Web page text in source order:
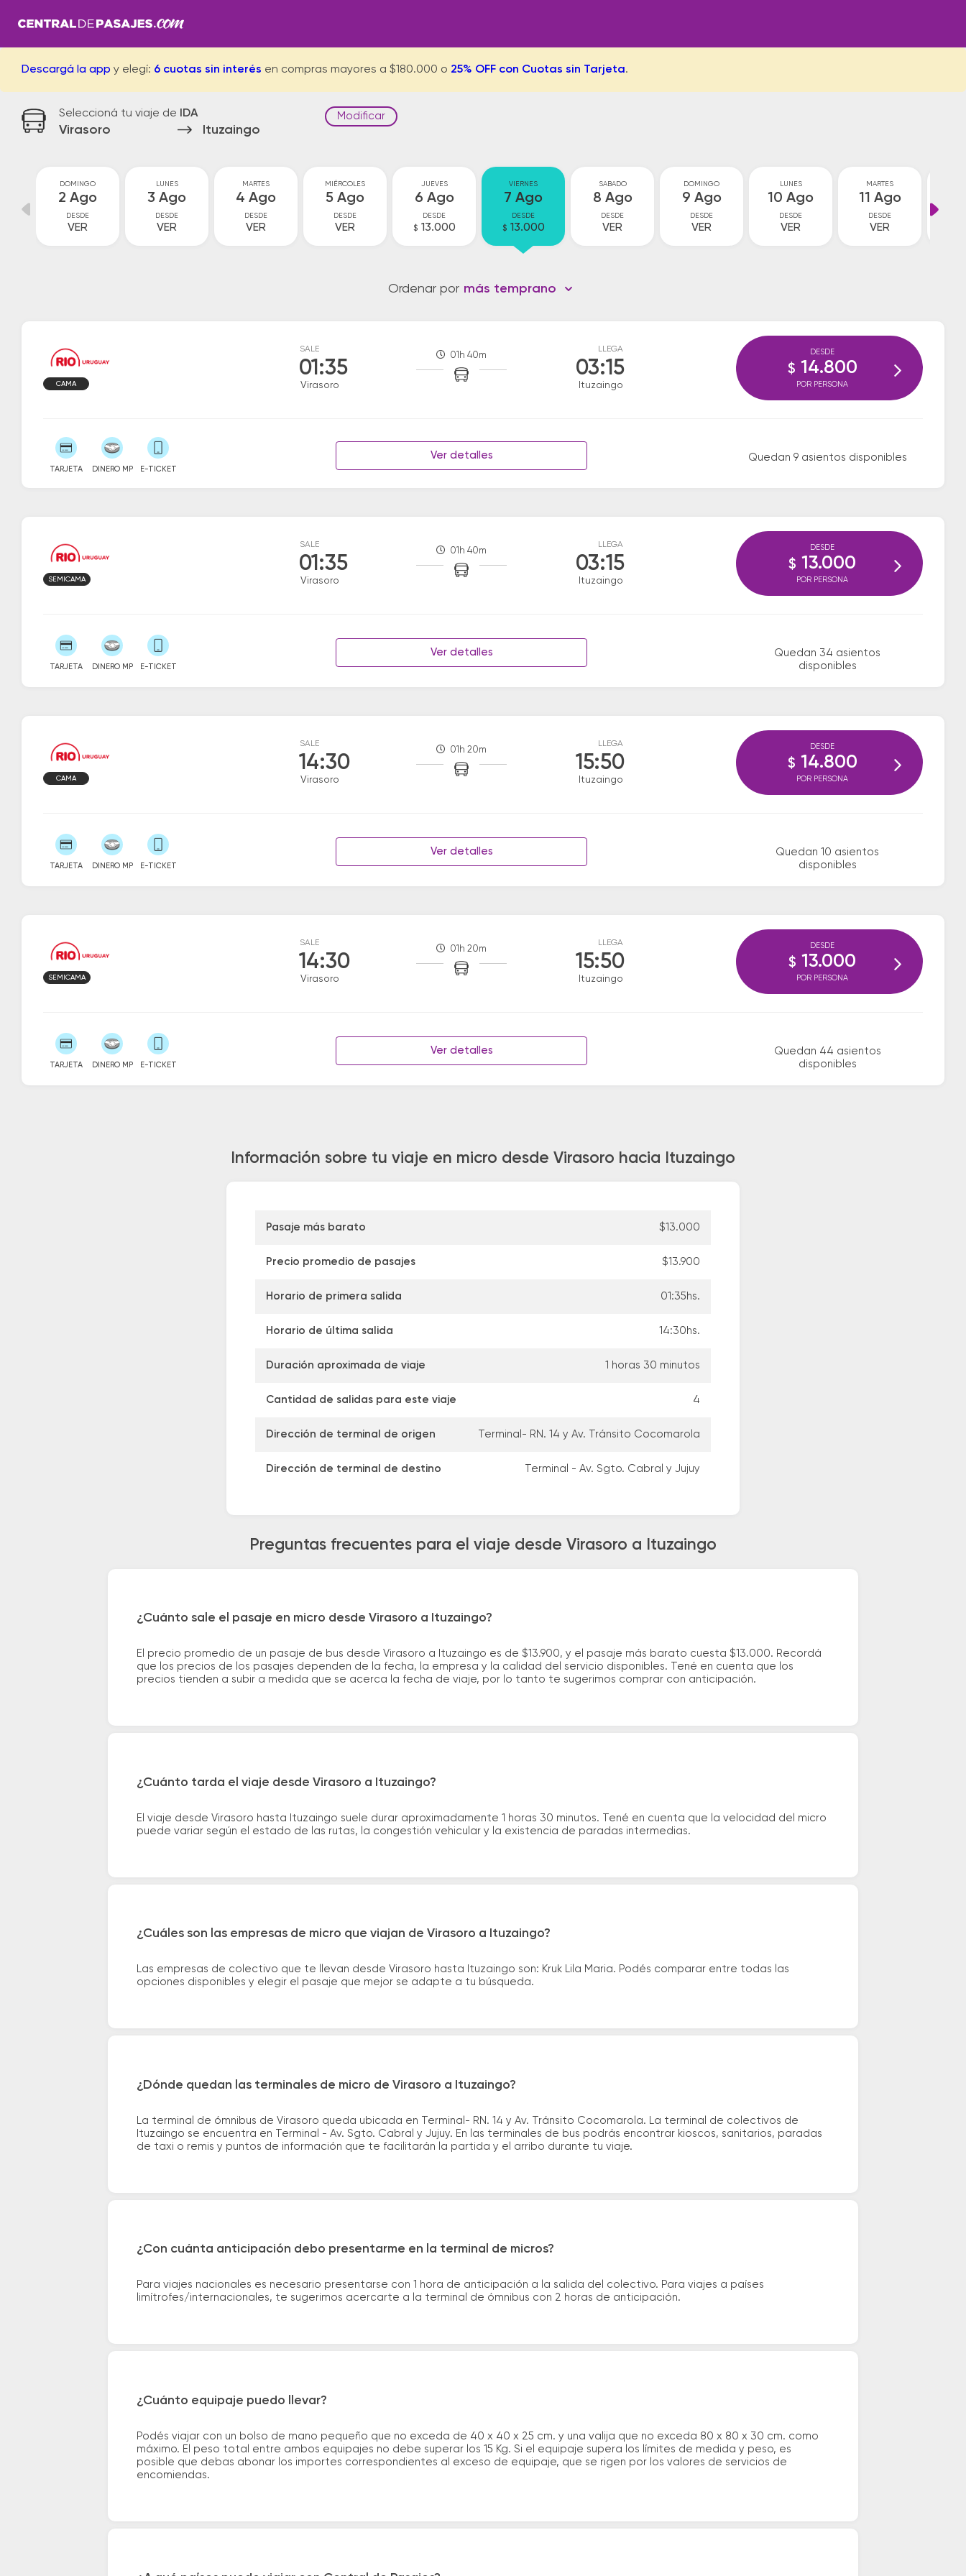
Descargá la app y elegí: 6 cuotas sin interés en compras mayores a $180.000 o 25% OFF con Cuotas sin Tarjeta.
Seleccioná tu viaje de IDA
Virasoro Ituzaingo
Modificar
DOMINGO
2 Ago
DESDE
VER
LUNES
3 Ago
DESDE
VER
MARTES
4 Ago
DESDE
VER
MIÉRCOLES
5 Ago
DESDE
VER
JUEVES
6 Ago
DESDE
$ 13.000
VIERNES
7 Ago
DESDE
$ 13.000
SABADO
8 Ago
DESDE
VER
DOMINGO
9 Ago
DESDE
VER
LUNES
10 Ago
DESDE
VER
MARTES
11 Ago
DESDE
VER
Ordenar por más temprano
SALE
01:35
Virasoro
01h 40m
LLEGA
03:15
Ituzaingo
CAMA
TARJETA DINERO MP E-TICKET
Ver detalles Quedan 9 asientos disponibles
DESDE
$ 14.800
POR PERSONA
SALE
01:35
Virasoro
01h 40m
LLEGA
03:15
Ituzaingo
SEMICAMA
TARJETA DINERO MP E-TICKET
Ver detalles
Quedan 34 asientos
disponibles
DESDE
$ 13.000
POR PERSONA
SALE
14:30
Virasoro
01h 20m
LLEGA
15:50
Ituzaingo
CAMA
TARJETA DINERO MP E-TICKET
Ver detalles
Quedan 10 asientos
disponibles
DESDE
$ 14.800
POR PERSONA
SALE
14:30
Virasoro
01h 20m
LLEGA
15:50
Ituzaingo
SEMICAMA
TARJETA DINERO MP E-TICKET
Ver detalles
Quedan 44 asientos
disponibles
DESDE
$ 13.000
POR PERSONA
Información sobre tu viaje en micro desde Virasoro hacia Ituzaingo
Pasaje más barato $13.000
Precio promedio de pasajes $13.900
Horario de primera salida 01:35hs.
Horario de última salida 14:30hs.
Duración aproximada de viaje 1 horas 30 minutos
Cantidad de salidas para este viaje 4
Dirección de terminal de origen Terminal- RN. 14 y Av. Tránsito Cocomarola
Dirección de terminal de destino Terminal - Av. Sgto. Cabral y Jujuy
Preguntas frecuentes para el viaje desde Virasoro a Ituzaingo
¿Cuánto sale el pasaje en micro desde Virasoro a Ituzaingo?
El precio promedio de un pasaje de bus desde Virasoro a Ituzaingo es de $13.900, y el pasaje más barato cuesta $13.000. Recordá
que los precios de los pasajes dependen de la fecha, la empresa y la calidad del servicio disponibles. Tené en cuenta que los
precios tienden a subir a medida que se acerca la fecha de viaje, por lo tanto te sugerimos comprar con anticipación.
¿Cuánto tarda el viaje desde Virasoro a Ituzaingo?
El viaje desde Virasoro hasta Ituzaingo suele durar aproximadamente 1 horas 30 minutos. Tené en cuenta que la velocidad del micro
puede variar según el estado de las rutas, la congestión vehicular y la existencia de paradas intermedias.
¿Cuáles son las empresas de micro que viajan de Virasoro a Ituzaingo?
Las empresas de colectivo que te llevan desde Virasoro hasta Ituzaingo son: Kruk Lila Maria. Podés comparar entre todas las
opciones disponibles y elegir el pasaje que mejor se adapte a tu búsqueda.
¿Dónde quedan las terminales de micro de Virasoro a Ituzaingo?
La terminal de ómnibus de Virasoro queda ubicada en Terminal- RN. 14 y Av. Tránsito Cocomarola. La terminal de colectivos de
Ituzaingo se encuentra en Terminal - Av. Sgto. Cabral y Jujuy. En las terminales de bus podrás encontrar kioscos, sanitarios, paradas
de taxi o remis y puntos de información que te facilitarán la partida y el arribo durante tu viaje.
¿Con cuánta anticipación debo presentarme en la terminal de micros?
Para viajes nacionales es necesario presentarse con 1 hora de anticipación a la salida del colectivo. Para viajes a países
limítrofes/internacionales, te sugerimos acercarte a la terminal de ómnibus con 2 horas de anticipación.
¿Cuánto equipaje puedo llevar?
Podés viajar con un bolso de mano pequeño que no exceda de 40 x 40 x 25 cm. y una valija que no exceda 80 x 80 x 30 cm. como
máximo. El peso total entre ambos equipajes no debe superar los 15 Kg. Si el equipaje supera los límites de medida y peso, es
posible que debas abonar los importes correspondientes al exceso de equipaje, que se rigen por los valores de servicios de
encomiendas.